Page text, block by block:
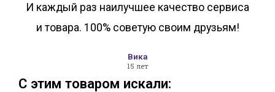
И каждый раз наилучшее качество сервиса
и товара. 100% советую своим друзьям!
Вика
15 лет
С этим товаром искали: